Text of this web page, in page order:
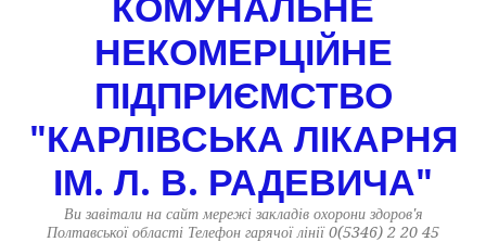
КОМУНАЛЬНЕ
НЕКОМЕРЦІЙНЕ
ПІДПРИЄМСТВО
"КАРЛІВСЬКА ЛІКАРНЯ
ІМ. Л. В. РАДЕВИЧА"
Ви завітали на сайт мережі закладів охорони здоров'я
Полтавської області Телефон гарячої лінії 0(5346) 2 20 45